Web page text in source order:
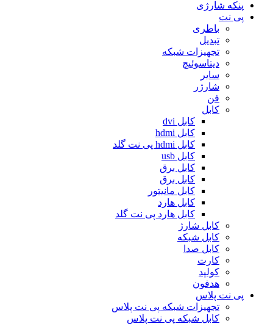
پنکه شارژی
پی نت
باطری
تبدیل
تجهیزات شبکه
دیتاسوئیچ
سایر
شارژر
فن
کابل
کابل dvi
کابل hdmi
کابل hdmi پی نت گلد
کابل usb
کابل برق
کابل برق
کابل مانیتور
کابل هارد
کابل هارد پی نت گلد
کابل شارژ
کابل شبکه
کابل صدا
کارت
کولپد
هدفون
پی نت پلاس
تجهیزات شبکه پی نت پلاس
کابل شبکه پی نت پلاس